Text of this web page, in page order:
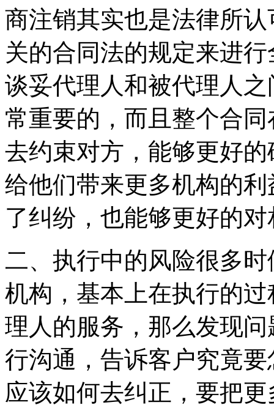
商注销其实也是法律所
关的合同法的规定来进
谈妥代理人和被代理人
常重要的，而且整个合
去约束对方，能够更好
给他们带来更多机构的
了纠纷，也能够更好的
二、执行中的风险很多
机构，基本上在执行的
理人的服务，那么发现
行沟通，告诉客户究竟
应该如何去纠正，要把